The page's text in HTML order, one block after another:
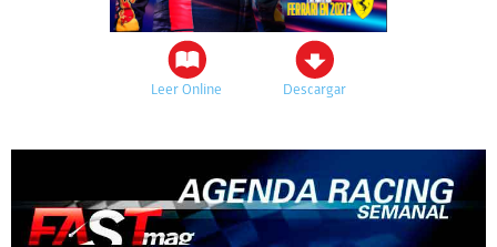
Leer Online Descargar